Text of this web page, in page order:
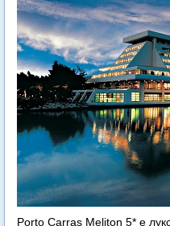
Porto Carras Meliton 5* е